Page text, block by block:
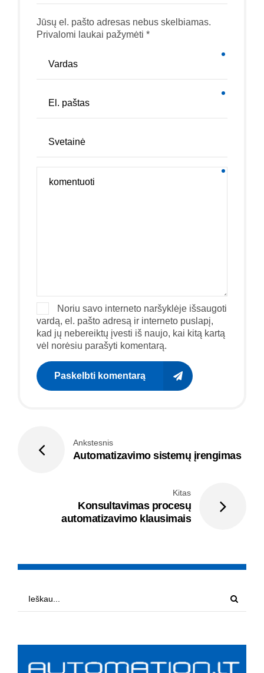
Jūsų el. pašto adresas nebus skelbiamas.
Privalomi laukai pažymėti *
Noriu savo interneto naršyklėje išsaugoti
vardą, el. pašto adresą ir interneto puslapį,
kad jų nebereiktų įvesti iš naujo, kai kitą kartą
vėl norėsiu parašyti komentarą.
Paskelbti komentarą
Ankstesnis
Automatizavimo sistemų įrengimas
Kitas
Konsultavimas procesų
automatizavimo klausimais